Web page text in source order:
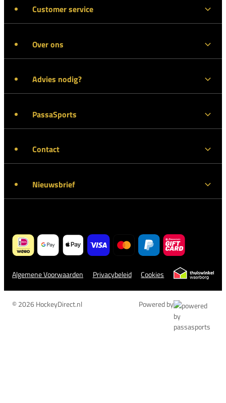
Customer service
Over ons
Advies nodig?
PassaSports
Contact
Nieuwsbrief
Algemene Voorwaarden Privacybeleid Cookies
© 2026 HockeyDirect.nl Powered by